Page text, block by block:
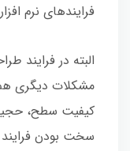
فرایندهای نرم
البته در فرایند
مشکلات دیگری هم
کیفیت سطح،
سخت بودن فرایند